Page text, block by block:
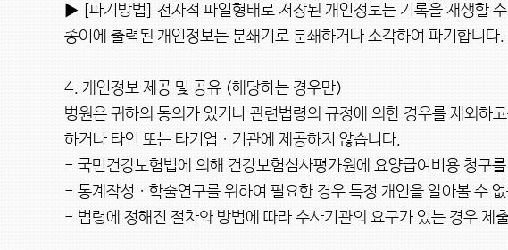
▶ [파기방법] 전자적 파일형태로 저장된 개인정보는 기록을 재생할
종이에 출력된 개인정보는 분쇄기로 분쇄하거나 소각하여 파기합니다.
4. 개인정보 제공 및 공유 (해당하는 경우만)
병원은 귀하의 동의가 있거나 관련법령의 규정에 의한 경우를 제외하
하거나 타인 또는 타기업ㆍ기관에 제공하지 않습니다.
- 국민건강보험법에 의해 건강보험심사평가원에 요양급여비용 청구
- 통계작성ㆍ학술연구를 위하여 필요한 경우 특정 개인을 알아볼 수
- 법령에 정해진 절차와 방법에 따라 수사기관의 요구가 있는 경우 제